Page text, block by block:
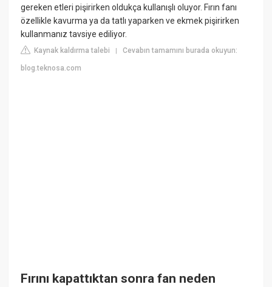
gereken etleri pişirirken oldukça kullanışlı oluyor. Fırın fanı
özellikle kavurma ya da tatlı yaparken ve ekmek pişirirken
kullanmanız tavsiye ediliyor.
Kaynak kaldırma talebi |Cevabın tamamını burada okuyun:
blog.teknosa.com
Fırını kapattıktan sonra fan neden